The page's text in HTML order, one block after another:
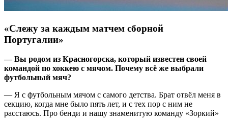
«Слежу за каждым матчем сборной
Португалии»
— Вы родом из Красногорска, который известен своей
командой по хоккею с мячом. Почему всё же выбрали
футбольный мяч?
— Я с футбольным мячом с самого детства. Брат отвёл меня в
секцию, когда мне было пять лет, и с тех пор c ним не
расстаюсь. Про бенди и нашу знаменитую команду «Зоркий»